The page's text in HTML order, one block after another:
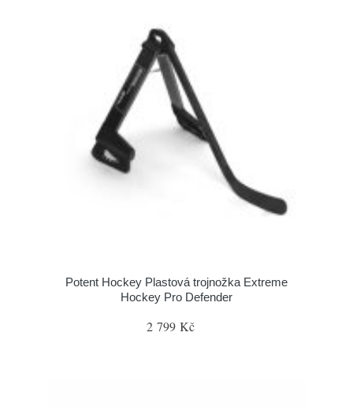
Potent Hockey Plastová trojnožka Extreme
Hockey Pro Defender
2 799 Kč